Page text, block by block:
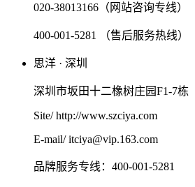
020-38013166（网站咨询专线）
400-001-5281 （售后服务热线）
思洋 · 深圳
深圳市坂田十二橡树庄园F1-7栋
Site/ http://www.szciya.com
E-mail/ itciya@vip.163.com
品牌服务专线：400-001-5281